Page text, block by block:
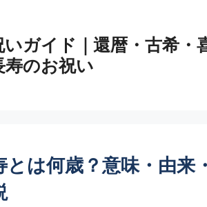
いガイド｜還暦・古希・
寿のお祝い
とは何歳？意味・由来